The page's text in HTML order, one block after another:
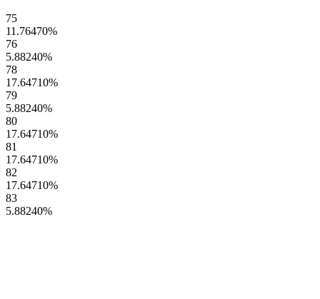
75
11.76470%
76
5.88240%
78
17.64710%
79
5.88240%
80
17.64710%
81
17.64710%
82
17.64710%
83
5.88240%